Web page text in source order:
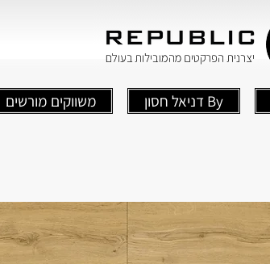
By דניאל חסון משווקים מורשים